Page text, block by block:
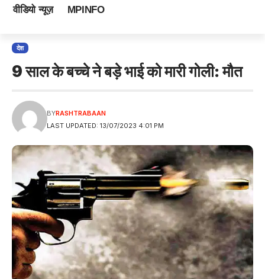
वीडियो न्यूज़ MPINFO
देश
9 साल के बच्चे ने बड़े भाई को मारी गोली: मौत
LAST UPDATED: 13/07/2023 4:01 PM
BYRASHTRABAAN